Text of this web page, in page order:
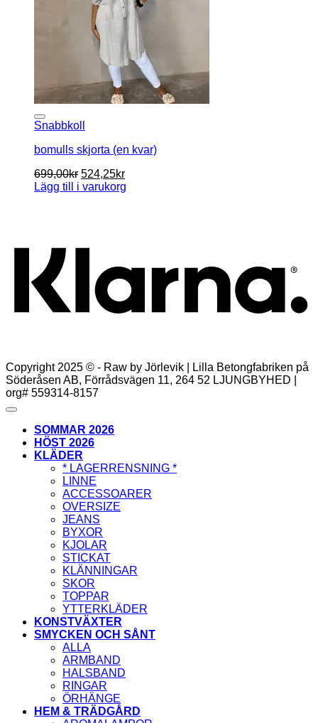
produktsidan
Snabbkoll
bomulls skjorta (en kvar)
699,00kr Det
ursprungliga
524,25krDet
nuvarande
Lägg till i varukorg
Copyright 2025 © - Raw by Jörlevik | Lilla Betongfabriken på
Söderåsen AB, Förrådsvägen 11, 264 52 LJUNGBYHED |
org# 559314-8157
SOMMAR 2026
HÖST 2026
KLÄDER
* LAGERRENSNING *
LINNE
ACCESSOARER
OVERSIZE
JEANS
BYXOR
KJOLAR
STICKAT
KLÄNNINGAR
SKOR
TOPPAR
YTTERKLÄDER
KONSTVÄXTER
SMYCKEN OCH SÅNT
ALLA
ARMBAND
HALSBAND
RINGAR
ÖRHÄNGE
HEM & TRÄDGÅRD